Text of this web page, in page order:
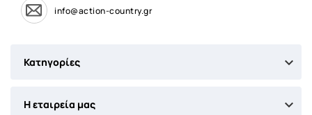
info@action-country.gr
Κατηγορίες 
Η εταιρεία μας 